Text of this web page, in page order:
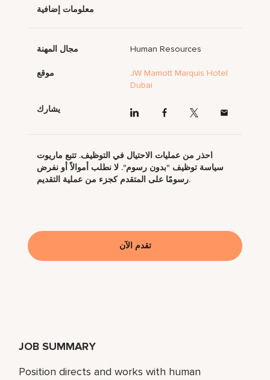
JOB SUMMARY
Position directs and works with human
معلومات إضافية
مجال المهنة Human Resources
موقع
JW Marriott Marquis Hotel
Dubai
يشارك
احذر من عمليات الاحتيال في التوظيف. تتبع ماريوت
سياسة توظيف "بدون رسوم". لا نطلب أموالاً أو نفرض
رسومًا على المتقدم كجزء من عملية التقديم.
تقدم الآن